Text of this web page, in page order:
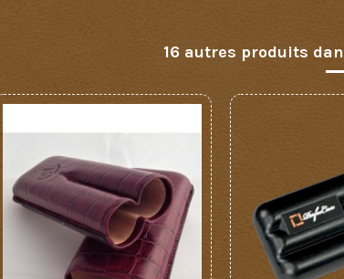
16 autres produits